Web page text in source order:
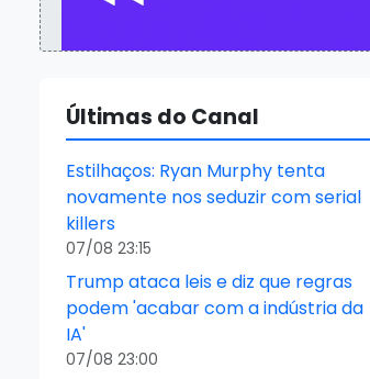
Últimas do Canal
Estilhaços: Ryan Murphy tenta
novamente nos seduzir com serial
killers
07/08 23:15
Trump ataca leis e diz que regras
podem 'acabar com a indústria da
IA'
07/08 23:00